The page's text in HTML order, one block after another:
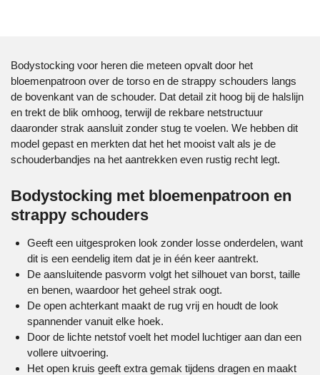
Bodystocking voor heren die meteen opvalt door het
bloemenpatroon over de torso en de strappy schouders langs
de bovenkant van de schouder. Dat detail zit hoog bij de halslijn
en trekt de blik omhoog, terwijl de rekbare netstructuur
daaronder strak aansluit zonder stug te voelen. We hebben dit
model gepast en merkten dat het het mooist valt als je de
schouderbandjes na het aantrekken even rustig recht legt.
Bodystocking met bloemenpatroon en
strappy schouders
Geeft een uitgesproken look zonder losse onderdelen, want
dit is een eendelig item dat je in één keer aantrekt.
De aansluitende pasvorm volgt het silhouet van borst, taille
en benen, waardoor het geheel strak oogt.
De open achterkant maakt de rug vrij en houdt de look
spannender vanuit elke hoek.
Door de lichte netstof voelt het model luchtiger aan dan een
vollere uitvoering.
Het open kruis geeft extra gemak tijdens dragen en maakt